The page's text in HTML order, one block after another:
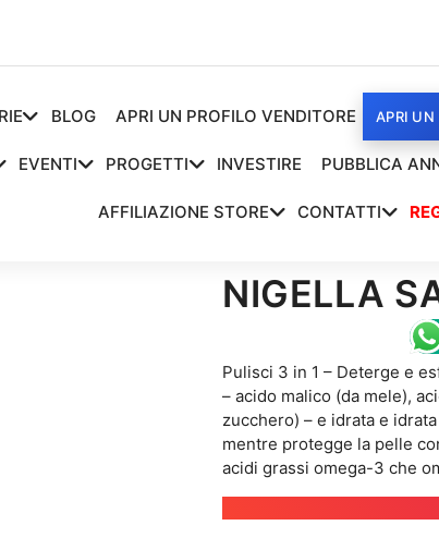
BLOG APRI UN PROFILO VENDITORE APRI UN
EVENTI PROGETTI INVESTIRE PUBBLICA
AFFILIAZIONE STORE CONTATTI
NIGELLA
Pulisci 3 in 1 – Deterge e
– acido malico (da mele),
zucchero) – e idrata e
mentre protegge la pelle
acidi grassi omega-3 che